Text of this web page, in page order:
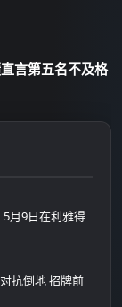
言第五名不及格
月9日在利雅得
抗倒地 招牌前